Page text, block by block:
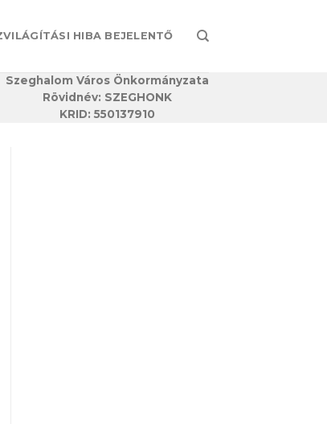
HIBA BEJELENTŐ
Szeghalom Város Önkormányzata
Rövidnév: SZEGHONK
KRID: 550137910